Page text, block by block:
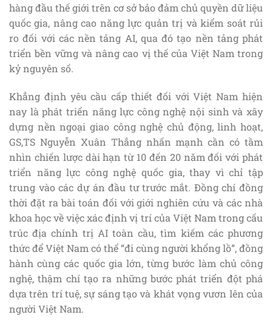
hàng đầu thế giới trên cơ sở bảo đảm chủ quyền dữ liệu
quốc gia, nâng cao năng lực quản trị và kiểm soát rủi
ro đối với các nền tảng AI, qua đó tạo nền tảng phát
triển bền vững và nâng cao vị thế của Việt Nam trong
kỷ nguyên số.
Khẳng định yêu cầu cấp thiết đối với Việt Nam hiện
nay là phát triển năng lực công nghệ nội sinh và xây
dựng nền ngoại giao công nghệ chủ động, linh hoạt,
GS,TS Nguyễn Xuân Thắng nhấn mạnh cần có tầm
nhìn chiến lược dài hạn từ 10 đến 20 năm đối với phát
triển năng lực công nghệ quốc gia, thay vì chỉ tập
trung vào các dự án đầu tư trước mắt. Đồng chí đồng
thời đặt ra bài toán đối với giới nghiên cứu và các nhà
khoa học về việc xác định vị trí của Việt Nam trong cấu
trúc địa chính trị AI toàn cầu, tìm kiếm các phương
thức để Việt Nam có thể “đi cùng người khổng lồ”, đồng
hành cùng các quốc gia lớn, từng bước làm chủ công
nghệ, thậm chí tạo ra những bước phát triển đột phá
dựa trên trí tuệ, sự sáng tạo và khát vọng vươn lên của
người Việt Nam.